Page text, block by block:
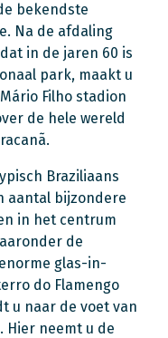
bekendste
Na de afdaling
in de jaren 60 is
park, maakt u
Filho stadion
de hele wereld
Braziliaans
aantal bijzondere
in het centrum
de
glas-in-
do Flamengo
u naar de voet van
Hier neemt u de